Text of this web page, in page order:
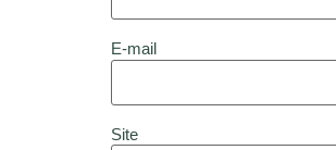
E-mail
Site